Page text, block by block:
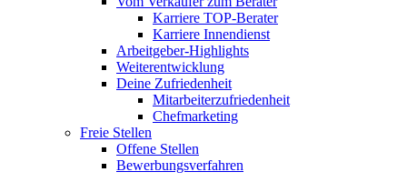
Karriere TOP-Berater
Karriere Innendienst
Arbeitgeber-Highlights
Weiterentwicklung
Deine Zufriedenheit
Mitarbeiterzufriedenheit
Chefmarketing
Freie Stellen
Offene Stellen
Bewerbungsverfahren